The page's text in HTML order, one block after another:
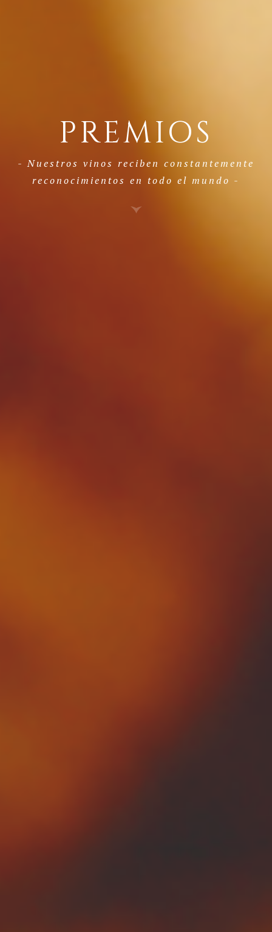
PREMIOS
- Nuestros vinos reciben constantemente
reconocimientos en todo el mundo -